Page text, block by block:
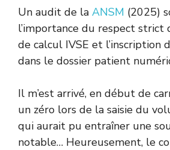
Un audit de la ANSM (2025)
l’importance du respect strict
de calcul IVSE et l’inscription
dans le dossier patient
Il m’est arrivé, en début de
un zéro lors de la saisie du
qui aurait pu entraîner une
notable… Heureusement, le